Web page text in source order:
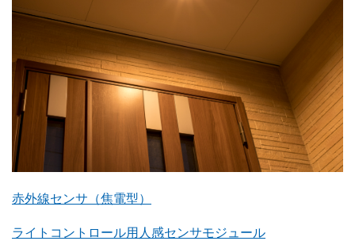
赤外線センサ（焦電型）
ライトコントロール用人感センサモジュール